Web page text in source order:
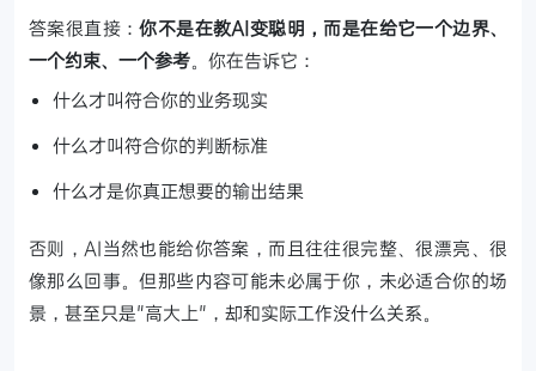
答案很直接：你不是在教AI变聪明，而是在给它一个边界、
一个约束、一个参考。你在告诉它：
什么才叫符合你的业务现实
什么才叫符合你的判断标准
什么才是你真正想要的输出结果
否则，AI当然也能给你答案，而且往往很完整、很漂亮、很
像那么回事。但那些内容可能未必属于你，未必适合你的场
景，甚至只是"高大上"，却和实际工作没什么关系。